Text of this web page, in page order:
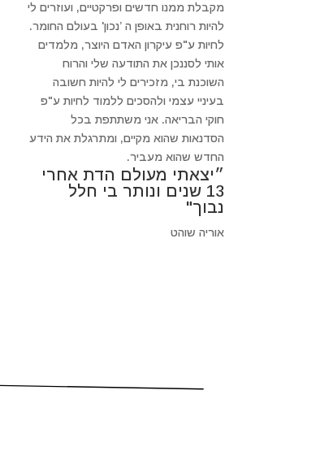
מקבלת ממנו חדשים ופרקטיים, ועוזרים לי
להיות רוחנית באופן ה ’נכון' בעולם החומר.
לחיות ע"פ עיקרון האדם היוצר, מלמדים
אותי לסננכן את התודעה שלי והרוח
השוכנת בי, מזכירים לי להיות חשובה
בעיניי עצמי ולהסכים ללמוד לחיות ע"פ
חוקי הבריאה. אני משתתפת בכל
הסדנאות שהוא מקיים, ומתרגלת את הידע
החדש שהוא מעביר.
״יצאתי מעולם הדת אחרי
13 שנים ונותר בי חלל
נבוך"
אוריה שוהט